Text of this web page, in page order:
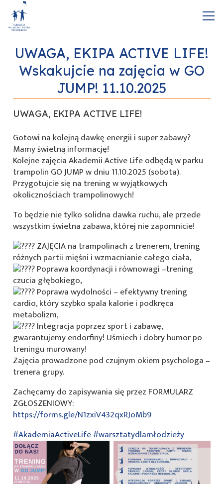
UWAGA, EKIPA ACTIVE LIFE!
Wskakujcie na zajęcia w GO
JUMP! 11.10.2025
UWAGA, EKIPA ACTIVE LIFE!
Gotowi na kolejną dawkę energii i super zabawy?
Mamy świetną informację!
Kolejne zajęcia Akademii Active Life odbędą w parku
trampolin GO JUMP w dniu 11.10.2025 (sobota).
Przygotujcie się na trening w wyjątkowych
okolicznościach trampolinowych!
To będzie nie tylko solidna dawka ruchu, ale przede
wszystkim świetna zabawa, której nie zapomnicie!
ZAJĘCIA na trampolinach z trenerem, trening
różnych partii mięśni i wzmacnianie całego ciała,
Poprawa koordynacji i równowagi –trening
czucia głębokiego,
Poprawa wydolności – efektywny trening
cardio, który szybko spala kalorie i podkręca
metabolizm,
Integracja poprzez sport i zabawę,
gwarantujemy endorfiny! Uśmiech i dobry humor po
treningu murowany!
Zajęcia prowadzone pod czujnym okiem psychologa –
trenera grupy.
Zachęcamy do zapisywania się przez FORMULARZ
ZGŁOSZENIOWY:
https://forms.gle/N1zxiV432qxRJoMb9
#AkademiaActiveLife#warsztatydlamłodzieży